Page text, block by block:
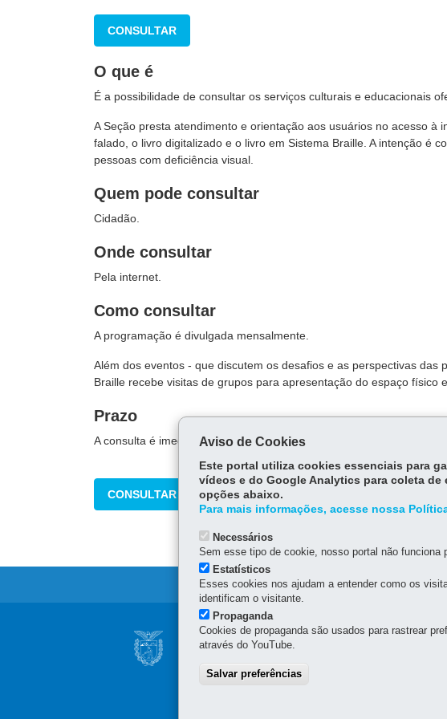
CONSULTAR
O que é
É a possibilidade de consultar os serviços culturais e educacionais
A Seção presta atendimento e orientação aos usuários no acesso
falado, o livro digitalizado e o livro em Sistema Braille. A intenção é
pessoas com deficiência visual.
Quem pode consultar
Cidadão.
Onde consultar
Pela internet.
Como consultar
A programação é divulgada mensalmente.
Além dos eventos - que discutem os desafios e as perspectivas
Braille recebe visitas de grupos para apresentação do espaço físico
Prazo
A consulta é imediata.
CONSULTAR
Navegação
principal
AGÊNCIA DO MIGRANTE
SUPERINTENDÊNCIA-GERAL
Aviso de Cookies
Este portal utiliza cookies essenciais para
vídeos e do Google Analytics para coleta
opções abaixo.
Para mais informações, acesse nossa
Necessários
Sem esse tipo de cookie, nosso portal não
Estatísticos
Esses cookies nos ajudam a entender como os
identificam o visitante.
Propaganda
Cookies de propaganda são usados para rastrear
através do YouTube.
Salvar preferências